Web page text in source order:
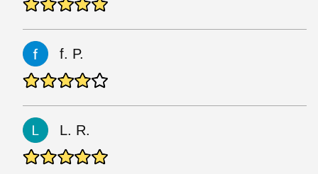
f. P.
L. R.